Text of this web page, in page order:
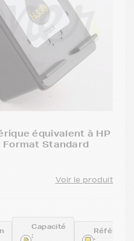
équivalent à HP
Format Standard
Voir le produit
Capacité
: